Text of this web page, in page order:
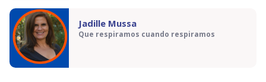
Jadille Mussa
Que respiramos cuando respiramos